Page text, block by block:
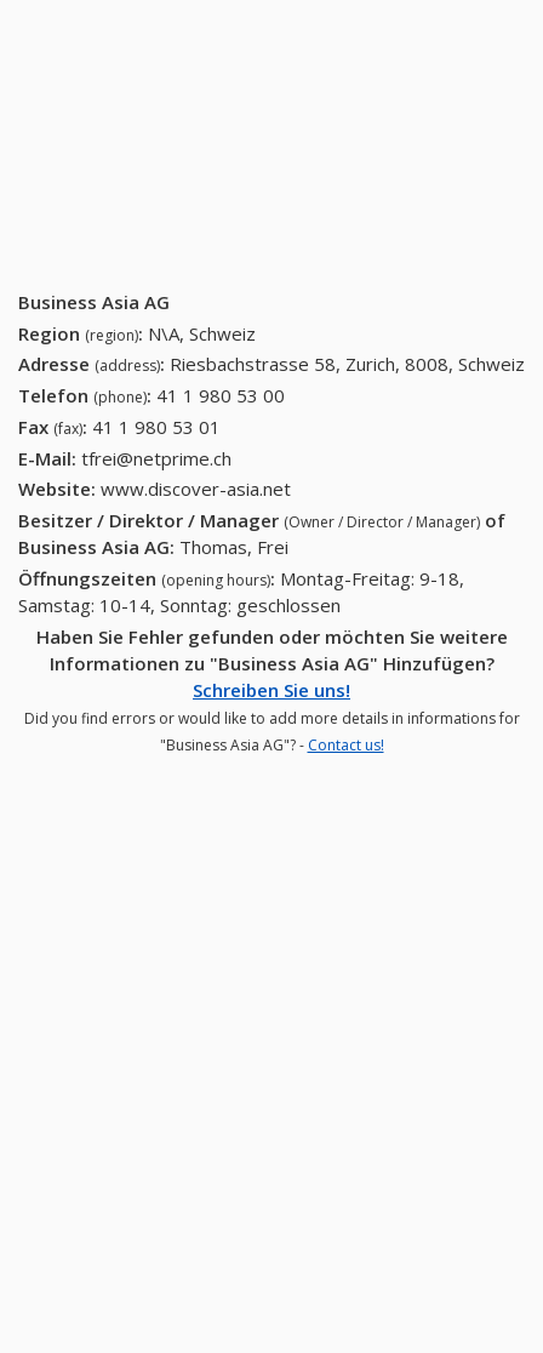
Business Asia AG
Region (region): N\A, Schweiz
Adresse (address): Riesbachstrasse 58, Zurich, 8008, Schweiz
Telefon (phone): 41 1 980 53 00
Fax (fax): 41 1 980 53 01
E-Mail: tfrei@netprime.ch
Website: www.discover-asia.net
Besitzer / Direktor / Manager (Owner / Director / Manager) of
Business Asia AG: Thomas, Frei
Öffnungszeiten (opening hours): Montag-Freitag: 9-18,
Samstag: 10-14, Sonntag: geschlossen
Haben Sie Fehler gefunden oder möchten Sie weitere
Informationen zu "Business Asia AG" Hinzufügen?
Schreiben Sie uns!
Did you find errors or would like to add more details in informations for
"Business Asia AG"? - Contact us!